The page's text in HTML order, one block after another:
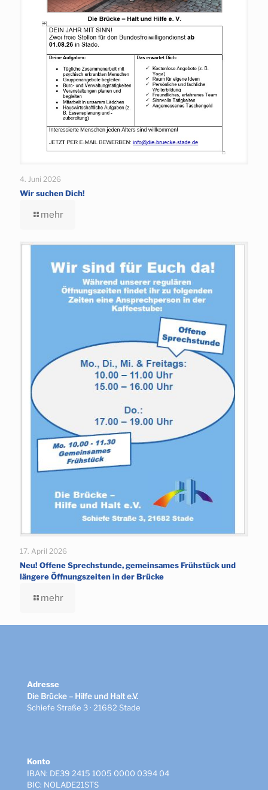
4. Juni 2026
Wir suchen Dich!
mehr
17. April 2026
Neu! Offene Sprechstunde, gemeinsames Frühstück und
längere Öffnungszeiten in der Brücke
mehr
Adresse
Die Brücke – Hilfe und Halt e.V.
Schiefe Straße 3 · 21682 Stade
Konto
IBAN: DE39 2415 1005 0000 0394 04
BIC: NOLADE21STS